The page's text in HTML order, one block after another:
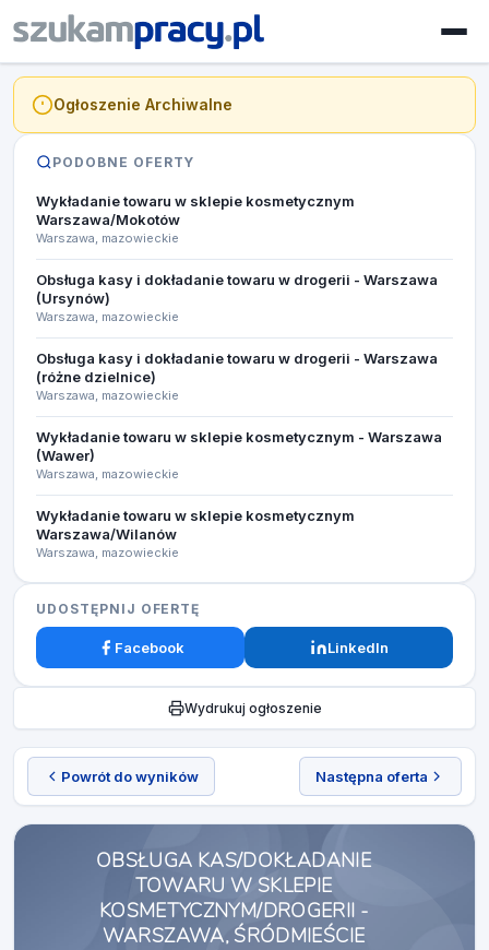
Powrót do wyników Następna oferta
OBSŁUGA KAS/DOKŁADANIE
TOWARU W SKLEPIE
KOSMETYCZNYM/DROGERII -
WARSZAWA, ŚRÓDMIEŚCIE
Ogłoszenie Archiwalne
PODOBNE OFERTY
Wykładanie towaru w sklepie kosmetycznym
Warszawa/Mokotów
Warszawa, mazowieckie
Obsługa kasy i dokładanie towaru w drogerii - Warszawa
(Ursynów)
Warszawa, mazowieckie
Obsługa kasy i dokładanie towaru w drogerii - Warszawa
(różne dzielnice)
Warszawa, mazowieckie
Wykładanie towaru w sklepie kosmetycznym - Warszawa
(Wawer)
Warszawa, mazowieckie
Wykładanie towaru w sklepie kosmetycznym
Warszawa/Wilanów
Warszawa, mazowieckie
UDOSTĘPNIJ OFERTĘ
Facebook LinkedIn
Wydrukuj ogłoszenie